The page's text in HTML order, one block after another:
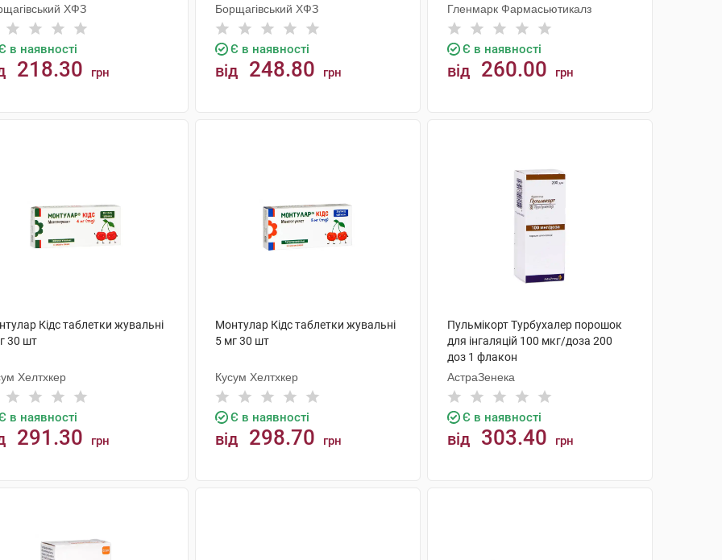
ХФЗ
в наявності
218.30 грн
Борщагівський ХФЗ
Є в наявності
від 248.80 грн
Гленмарк Фармасьютикалз
Є в наявності
від 260.00 грн
Кідс таблетки жувальні
30 шт
Хелтхкер
в наявності
291.30 грн
Монтулар Кідс таблетки жувальні
5 мг 30 шт
Кусум Хелтхкер
Є в наявності
від 298.70 грн
Пульмікорт Турбухалер порошок
для інгаляцій 100 мкг/доза 200
доз 1 флакон
АстраЗенека
Є в наявності
від 303.40 грн